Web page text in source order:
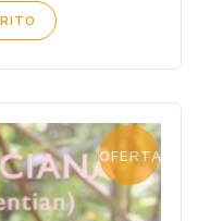
OFERTA!